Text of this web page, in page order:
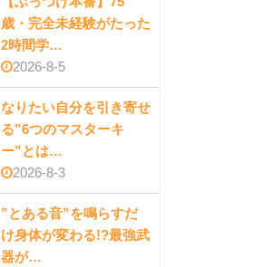
歳・完全未経験がたった
2時間学…
2026-8-5
なりたい自分を引き寄せ
る”6つのマスターキ
ー”とは…
2026-8-3
”とある音”を鳴らすだ
け身体が変わる!?最強武
器が…